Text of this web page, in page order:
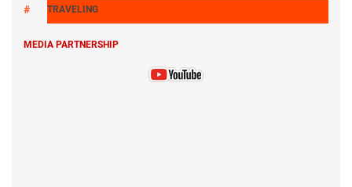
TRAVELING
MEDIA PARTNERSHIP